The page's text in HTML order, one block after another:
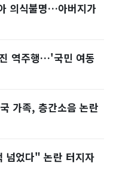
의식불명…아버지가
역주행…'국민 여동
가족, 층간소음 논란
넘었다" 논란 터지자